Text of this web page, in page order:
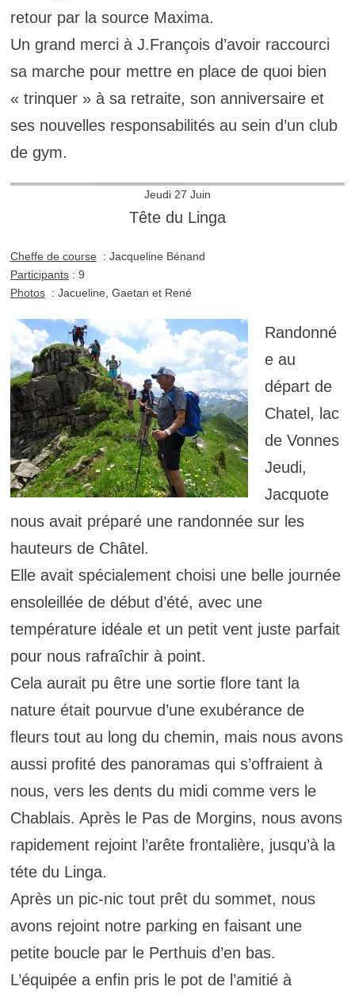
retour par la source Maxima.
Un grand merci à J.François d’avoir raccourci
sa marche pour mettre en place de quoi bien
« trinquer » à sa retraite, son anniversaire et
ses nouvelles responsabilités au sein d’un club
de gym.
Jeudi 27 Juin
Tête du Linga
Cheffe de course : Jacqueline Bénand
Participants: 9
Photos: Jacueline, Gaetan et René
Randonné
e au
départ de
Chatel, lac
de Vonnes
Jeudi,
Jacquote
nous avait préparé une randonnée sur les
hauteurs de Châtel.
Elle avait spécialement choisi une belle journée
ensoleillée de début d’été, avec une
température idéale et un petit vent juste parfait
pour nous rafraîchir à point.
Cela aurait pu être une sortie flore tant la
nature était pourvue d’une exubérance de
fleurs tout au long du chemin, mais nous avons
aussi profité des panoramas qui s’offraient à
nous, vers les dents du midi comme vers le
Chablais. Après le Pas de Morgins, nous avons
rapidement rejoint l’arête frontalière, jusqu’à la
téte du Linga.
Après un pic-nic tout prêt du sommet, nous
avons rejoint notre parking en faisant une
petite boucle par le Perthuis d’en bas.
L’équipée a enfin pris le pot de l’amitié à